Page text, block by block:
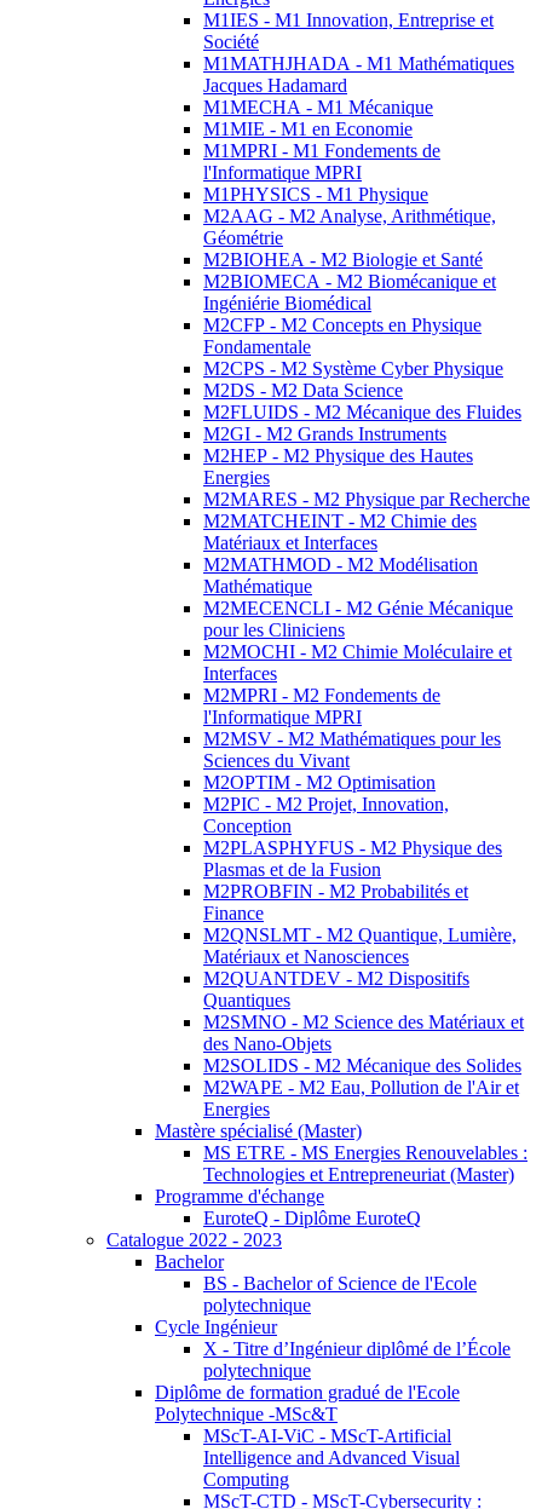
M1IES - M1 Innovation, Entreprise et
Société
M1MATHJHADA - M1 Mathématiques
Jacques Hadamard
M1MECHA - M1 Mécanique
M1MIE - M1 en Economie
M1MPRI - M1 Fondements de
l'Informatique MPRI
M1PHYSICS - M1 Physique
M2AAG - M2 Analyse, Arithmétique,
Géométrie
M2BIOHEA - M2 Biologie et Santé
M2BIOMECA - M2 Biomécanique et
Ingéniérie Biomédical
M2CFP - M2 Concepts en Physique
Fondamentale
M2CPS - M2 Système Cyber Physique
M2DS - M2 Data Science
M2FLUIDS - M2 Mécanique des Fluides
M2GI - M2 Grands Instruments
M2HEP - M2 Physique des Hautes
Energies
M2MARES - M2 Physique par Recherche
M2MATCHEINT - M2 Chimie des
Matériaux et Interfaces
M2MATHMOD - M2 Modélisation
Mathématique
M2MECENCLI - M2 Génie Mécanique
pour les Cliniciens
M2MOCHI - M2 Chimie Moléculaire et
Interfaces
M2MPRI - M2 Fondements de
l'Informatique MPRI
M2MSV - M2 Mathématiques pour les
Sciences du Vivant
M2OPTIM - M2 Optimisation
M2PIC - M2 Projet, Innovation,
Conception
M2PLASPHYFUS - M2 Physique des
Plasmas et de la Fusion
M2PROBFIN - M2 Probabilités et
Finance
M2QNSLMT - M2 Quantique, Lumière,
Matériaux et Nanosciences
M2QUANTDEV - M2 Dispositifs
Quantiques
M2SMNO - M2 Science des Matériaux et
des Nano-Objets
M2SOLIDS - M2 Mécanique des Solides
M2WAPE - M2 Eau, Pollution de l'Air et
Energies
Mastère spécialisé (Master)
MS ETRE - MS Energies Renouvelables :
Technologies et Entrepreneuriat (Master)
Programme d'échange
EuroteQ - Diplôme EuroteQ
Catalogue 2022 - 2023
Bachelor
BS - Bachelor of Science de l'Ecole
polytechnique
Cycle Ingénieur
X - Titre d’Ingénieur diplômé de l’École
polytechnique
Diplôme de formation gradué de l'Ecole
Polytechnique -MSc&T
MScT-AI-ViC - MScT-Artificial
Intelligence and Advanced Visual
Computing
MScT-CTD - MScT-Cybersecurity :